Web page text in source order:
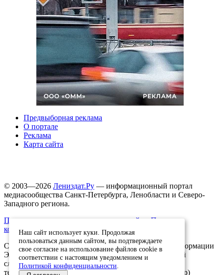
Предвыборная реклама
О портале
Реклама
Карта сайта
© 2003—2026 Лениздат.Ру — информационный портал
медиасообщества Санкт-Петербурга, Ленобласти и Северо-
Западного региона.
Правила использования содержания сайта.
Политика
конфиденциальности.
Свидетельство о регистрации средства массовой информации
ЭЛ №ФС77-91046, выданное 10.03.2026 Федеральной
службой по надзору в сфере связи, информационных
технологий и массовых коммуникаций (Роскомнадзор)
Наш сайт использует куки. Продолжая
пользоваться данным сайтом, вы подтверждаете
свое согласие на использование файлов cookie в
соответствии с настоящим уведомлением и
Политикой конфиденциальности